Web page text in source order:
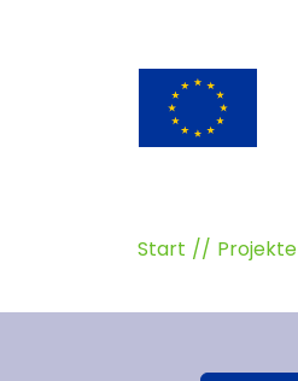
Start Projekte